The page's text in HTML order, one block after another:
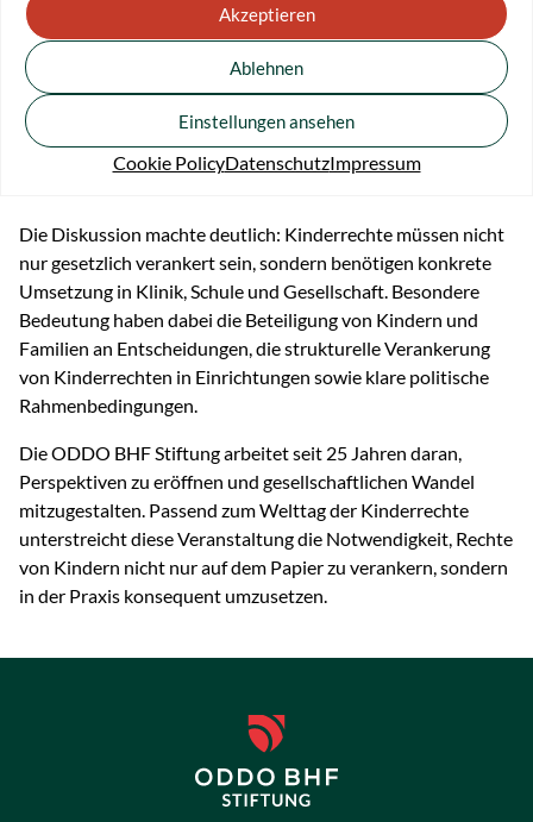
Akzeptieren
Ablehnen
Einstellungen ansehen
Cookie PolicyDatenschutzImpressum
Prof. Dr. Udo Rolle, Präsident EUPSA & WOFAPS
Dr. Christoph Schickhardt, NCT Heidelberg
Judith Wiesner, Clementine Kinderhospital Frankfurt
Prof. Tanja C. Vollmer, Technische Universität München
Die Diskussion machte deutlich: Kinderrechte müssen nicht
nur gesetzlich verankert sein, sondern benötigen konkrete
Umsetzung in Klinik, Schule und Gesellschaft. Besondere
Bedeutung haben dabei die Beteiligung von Kindern und
Familien an Entscheidungen, die strukturelle Verankerung
von Kinderrechten in Einrichtungen sowie klare politische
Rahmenbedingungen.
Die ODDO BHF Stiftung arbeitet seit 25 Jahren daran,
Perspektiven zu eröffnen und gesellschaftlichen Wandel
mitzugestalten. Passend zum Welttag der Kinderrechte
unterstreicht diese Veranstaltung die Notwendigkeit, Rechte
von Kindern nicht nur auf dem Papier zu verankern, sondern
in der Praxis konsequent umzusetzen.